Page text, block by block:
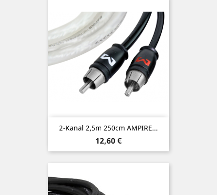
2-Kanal 2,5m 250cm AMPIRE...
Preis
12,60 €